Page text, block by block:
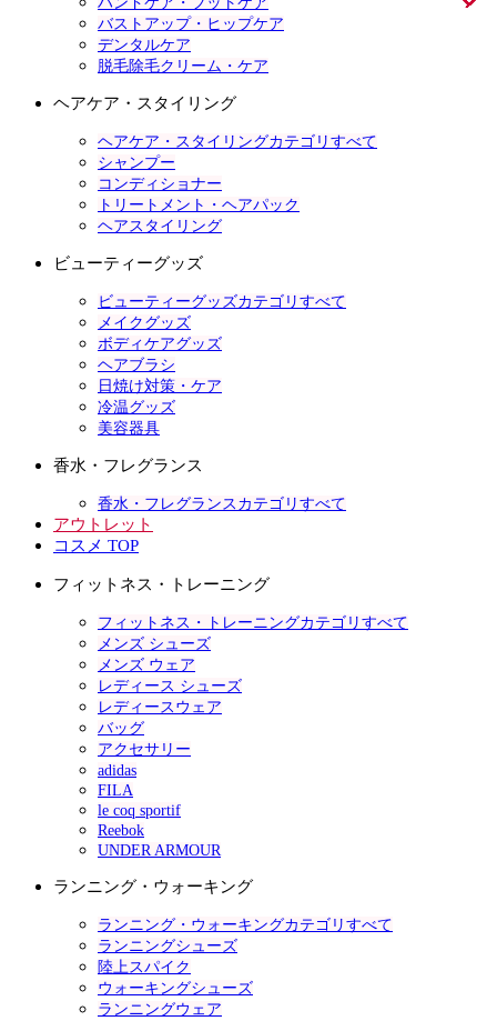
バストアップ・ヒップケア
デンタルケア
脱毛除毛クリーム・ケア
ヘアケア・スタイリング
ヘアケア・スタイリングカテゴリすべて
シャンプー
コンディショナー
トリートメント・ヘアパック
ヘアスタイリング
ビューティーグッズ
ビューティーグッズカテゴリすべて
メイクグッズ
ボディケアグッズ
ヘアブラシ
日焼け対策・ケア
冷温グッズ
美容器具
香水・フレグランス
香水・フレグランスカテゴリすべて
アウトレット
コスメ TOP
フィットネス・トレーニング
フィットネス・トレーニングカテゴリすべて
メンズ シューズ
メンズ ウェア
レディース シューズ
レディースウェア
バッグ
アクセサリー
adidas
FILA
le coq sportif
Reebok
UNDER ARMOUR
ランニング・ウォーキング
ランニング・ウォーキングカテゴリすべて
ランニングシューズ
陸上スパイク
ウォーキングシューズ
ランニングウェア